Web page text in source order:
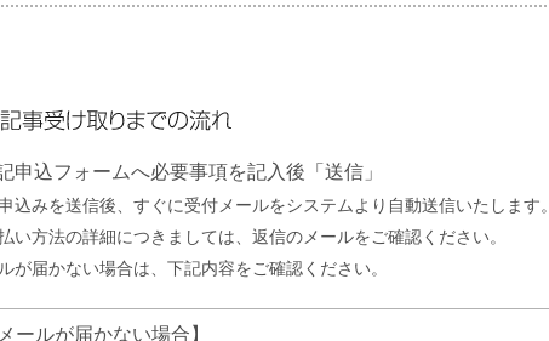
申込フォームへ必要事項を記入後「送信」
込みを送信後、すぐに受付メールをシステムより自動送信いたします。
い方法の詳細につきましては、返信のメールをご確認ください。
が届かない場合は、下記内容をご確認ください。
メールが届かない場合】